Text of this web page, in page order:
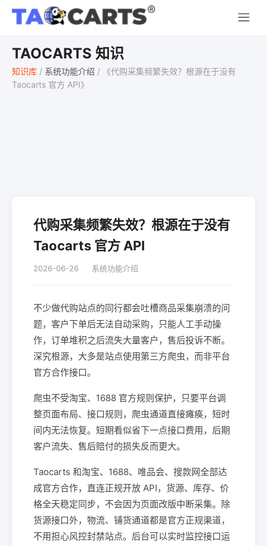
TAOCARTS 知识
知识库 / 系统功能介绍 /
《代购采集频繁失效？根源在于没有
Taocarts 官方 API》
代购采集频繁失效？根源在于没有
Taocarts 官方 API
2026-06-26 系统功能介绍
不少做代购站点的同行都会吐槽商品采集崩溃的问
题，客户下单后无法自动采购，只能人工手动操
作，订单堆积之后流失大量客户，售后投诉不断。
深究根源，大多是站点使用第三方爬虫，而非平台
官方合作接口。
爬虫不受淘宝、1688 官方规则保护，只要平台调
整页面布局、接口规则，爬虫通道直接瘫痪，短时
间内无法恢复。短期看似省下一点接口费用，后期
客户流失、售后赔付的损失反而更大。
Taocarts 和淘宝、1688、唯品会、搜款网全部达
成官方合作，直连正规开放 API，货源、库存、价
格全天稳定同步，不会因为页面改版中断采集。除
货源接口外，物流、铺货通道都是官方正规渠道，
不用担心风控封禁站点。后台可以实时监控接口运